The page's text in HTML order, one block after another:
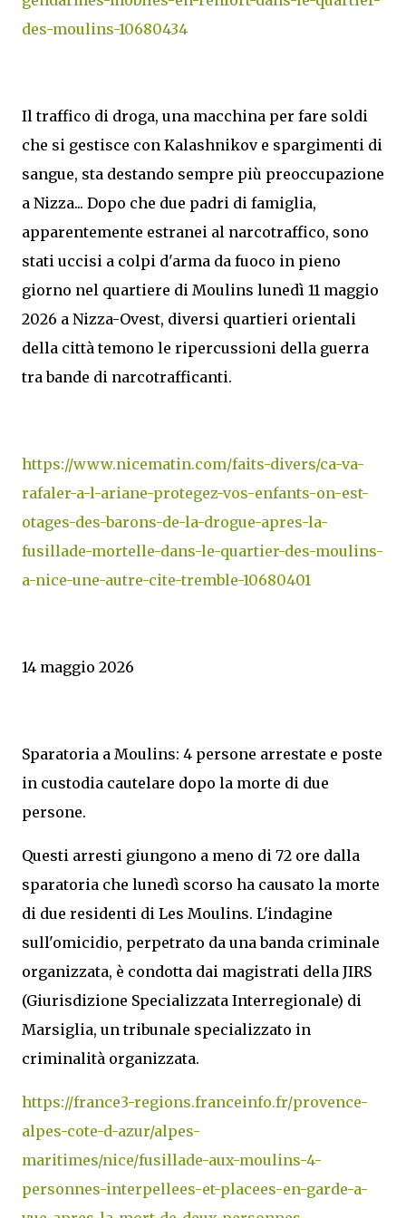
des-moulins-10680434
Il traffico di droga, una macchina per fare soldi
che si gestisce con Kalashnikov e spargimenti di
sangue, sta destando sempre più preoccupazione
a Nizza... Dopo che due padri di famiglia,
apparentemente estranei al narcotraffico, sono
stati uccisi a colpi d'arma da fuoco in pieno
giorno nel quartiere di Moulins lunedì 11 maggio
2026 a Nizza-Ovest, diversi quartieri orientali
della città temono le ripercussioni della guerra
tra bande di narcotrafficanti.
https://www.nicematin.com/faits-divers/ca-va-
rafaler-a-l-ariane-protegez-vos-enfants-on-est-
otages-des-barons-de-la-drogue-apres-la-
fusillade-mortelle-dans-le-quartier-des-moulins-
a-nice-une-autre-cite-tremble-10680401
14 maggio 2026
Sparatoria a Moulins: 4 persone arrestate e poste
in custodia cautelare dopo la morte di due
persone.
Questi arresti giungono a meno di 72 ore dalla
sparatoria che lunedì scorso ha causato la morte
di due residenti di Les Moulins. L'indagine
sull'omicidio, perpetrato da una banda criminale
organizzata, è condotta dai magistrati della JIRS
(Giurisdizione Specializzata Interregionale) di
Marsiglia, un tribunale specializzato in
criminalità organizzata.
https://france3-regions.franceinfo.fr/provence-
alpes-cote-d-azur/alpes-
maritimes/nice/fusillade-aux-moulins-4-
personnes-interpellees-et-placees-en-garde-a-